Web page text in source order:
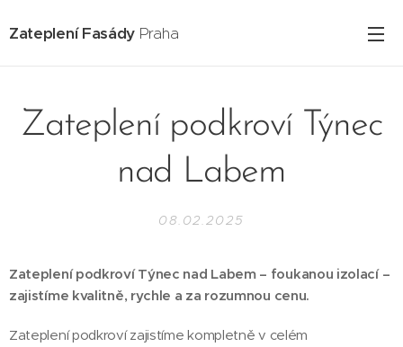
Zateplení Fasády Praha
Zateplení podkroví Týnec
nad Labem
08.02.2025
Zateplení podkroví Týnec nad Labem – foukanou izolací –
zajistíme kvalitně, rychle a za rozumnou cenu.
Zateplení podkroví zajistíme kompletně v celém